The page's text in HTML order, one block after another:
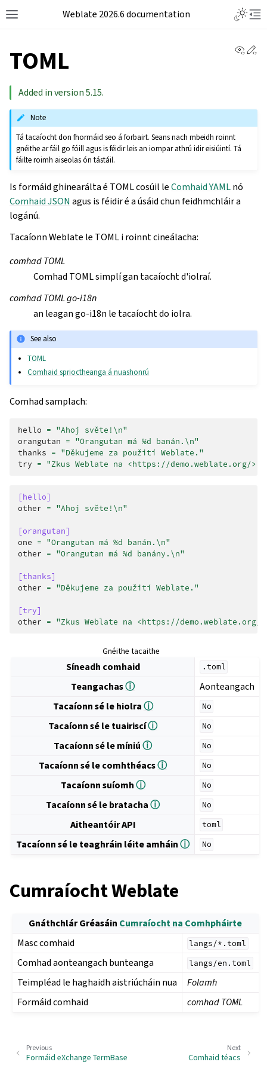
Weblate 2026.6 documentation
TOML
Added in version 5.15.
Note
Tá tacaíocht don fhormáid seo á forbairt. Seans nach mbeidh roinnt
gnéithe ar fáil go fóill agus is féidir leis an iompar athrú idir eisiúintí. Tá
fáilte roimh aiseolas ón tástáil.
Is formáid ghinearálta é TOML cosúil leComhaid YAMLnó
Comhaid JSON agus is féidir é a úsáid chun feidhmchláir a
logánú.
Tacaíonn Weblate le TOML i roinnt cineálacha:
comhad TOML
Comhad TOML simplí gan tacaíocht d'iolraí.
comhad TOML go-i18n
an leagan go-i18n le tacaíocht do iolra.
See also
TOML
Comhaid sprioctheanga á nuashonrú
Comhad samplach:
hello = "Ahoj světe! \n"
orangutan = "Orangutan má %d banán. \n"
thanks = "Děkujeme za použití Weblate."
try = "Zkus Weblate na <https://demo.weblate.org/>!
[hello]
other = "Ahoj světe! \n"
[orangutan]
one = "Orangutan má %d banán. \n"
other = "Orangutan má %d banány. \n"
[thanks]
other = "Děkujeme za použití Weblate."
[try]
other = "Zkus Weblate na <https://demo.weblate.org/
Gnéithe tacaithe
Síneadh comhaid .toml
Teangachasⓘ
Aonteangach
Tacaíonn sé le hiolraⓘ No
Tacaíonn sé le tuairiscíⓘ No
Tacaíonn sé le míniúⓘ No
Tacaíonn sé le comhthéacsⓘ No
Tacaíonn suíomhⓘ No
Tacaíonn sé le bratachaⓘ No
Aitheantóir API toml
Tacaíonn sé le teaghráin léite amháinⓘ No
Cumraíocht Weblate
Gnáthchlár Gréasáin Cumraíocht na Comhpháirte
Masc comhaid
langs/*.toml
Comhad aonteangach bunteanga langs/en.toml
Teimpléad le haghaidh aistriúcháin nua
Folamh
Formáid comhaid
comhad TOML
Next
Comhaid téacs
Previous
Formáid eXchange TermBase